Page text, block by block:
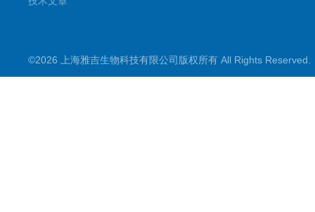
©2026 上海雅吉生物科技有限公司版权所有 All Rights